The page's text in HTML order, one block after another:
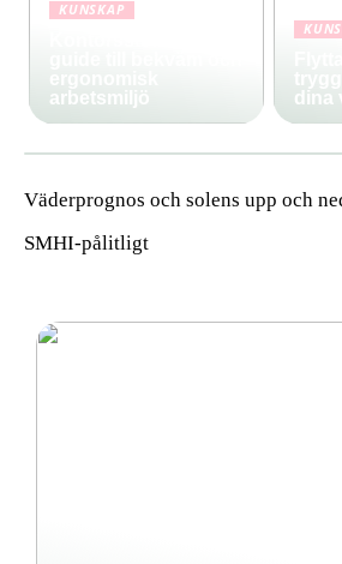
KUNSKAP
arbetsmiljö
dina
Väderprognos och solens upp och
SMHI-pålitligt